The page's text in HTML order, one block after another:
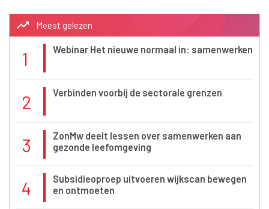
trending_up Meest gelezen
1 Webinar Het nieuwe normaal in: samenwerken
2 Verbinden voorbij de sectorale grenzen
3
ZonMw deelt lessen over samenwerken aan
gezonde leefomgeving
4
Subsidieoproep uitvoeren wijkscan bewegen
en ontmoeten